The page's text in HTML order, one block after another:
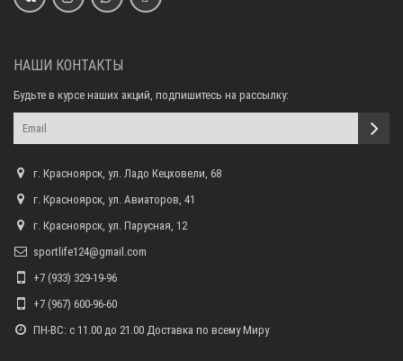
НАШИ КОНТАКТЫ
Будьте в курсе наших акций, подпишитесь на рассылку:
г. Красноярск, ул. Ладо Кецховели, 68
г. Красноярск, ул. Авиаторов, 41
г. Красноярск, ул. Парусная, 12
sportlife124@gmail.com
+7 (933) 329-19-96
+7 (967) 600-96-60
ПН-ВС: с 11.00 до 21.00 Доставка по всему Миру